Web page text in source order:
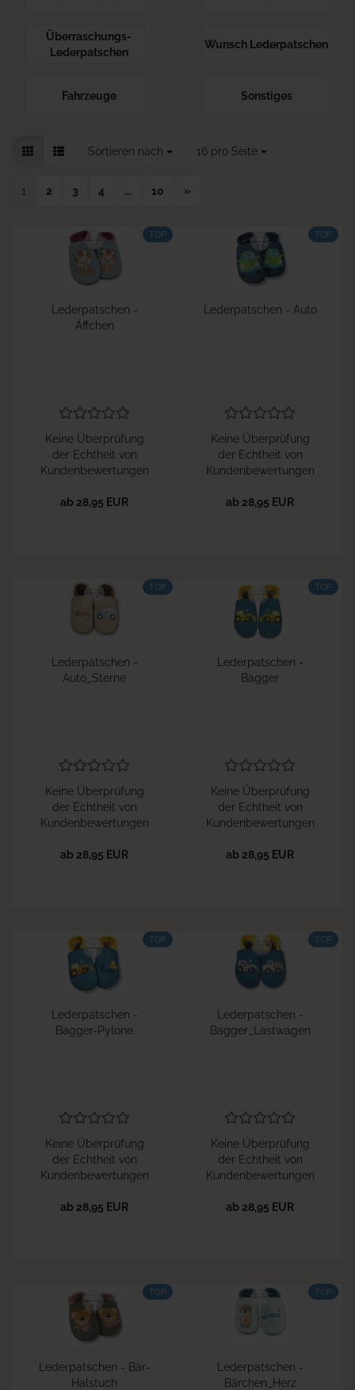
Überraschungs-
Lederpatschen
Wunsch Lederpatschen
Fahrzeuge Sonstiges
Sortieren nach
Sortieren nach 16 pro Seite
pro Seite
1 2 3 4 ... 10 »
TOP
Lederpatschen -
Äffchen
Keine Überprüfung
der Echtheit von
Kundenbewertungen
ab 28,95 EUR
TOP
Lederpatschen - Auto
Keine Überprüfung
der Echtheit von
Kundenbewertungen
ab 28,95 EUR
TOP
Lederpatschen -
Auto_Sterne
Keine Überprüfung
der Echtheit von
Kundenbewertungen
ab 28,95 EUR
TOP
Lederpatschen -
Bagger
Keine Überprüfung
der Echtheit von
Kundenbewertungen
ab 28,95 EUR
TOP
Lederpatschen -
Bagger-Pylone
Keine Überprüfung
der Echtheit von
Kundenbewertungen
ab 28,95 EUR
TOP
Lederpatschen -
Bagger_Lastwagen
Keine Überprüfung
der Echtheit von
Kundenbewertungen
ab 28,95 EUR
TOP
Lederpatschen - Bär-
Halstuch
TOP
Lederpatschen -
Bärchen_Herz